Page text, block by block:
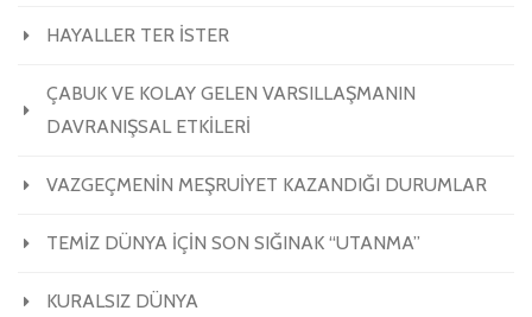
HAYALLER TER İSTER
ÇABUK VE KOLAY GELEN VARSILLAŞMANIN
DAVRANIŞSAL ETKİLERİ
VAZGEÇMENİN MEŞRUİYET KAZANDIĞI DURUMLAR
TEMİZ DÜNYA İÇİN SON SIĞINAK “UTANMA”
KURALSIZ DÜNYA